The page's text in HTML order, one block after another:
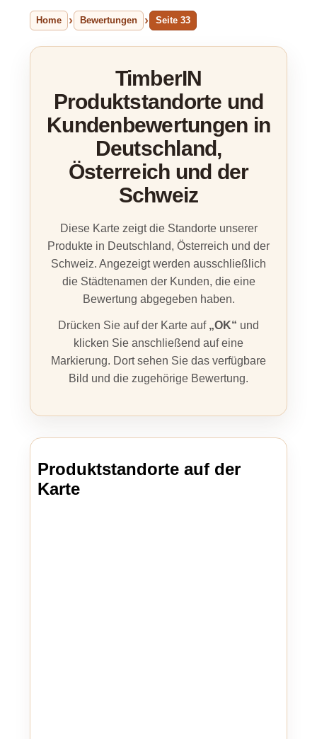
Home Bewertungen Seite 33
TimberIN
Produktstandorte und
Kundenbewertungen in
Deutschland,
Österreich und der
Schweiz
Diese Karte zeigt die Standorte unserer
Produkte in Deutschland, Österreich und der
Schweiz. Angezeigt werden ausschließlich
die Städtenamen der Kunden, die eine
Bewertung abgegeben haben.
Drücken Sie auf der Karte auf „OK“ und
klicken Sie anschließend auf eine
Markierung. Dort sehen Sie das verfügbare
Bild und die zugehörige Bewertung.
Produktstandorte auf der
Karte